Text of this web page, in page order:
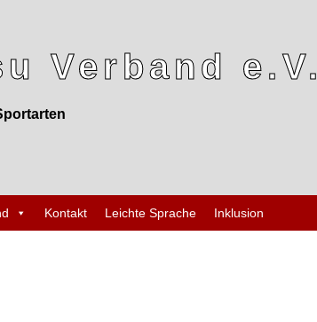
Verband e.V.
Kontakt Leichte Sprache Inklusion